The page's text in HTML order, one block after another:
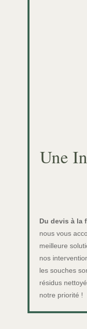
Une
Du devis à la
nous vous
meilleure
nos
les souches
résidus
notre priorité !